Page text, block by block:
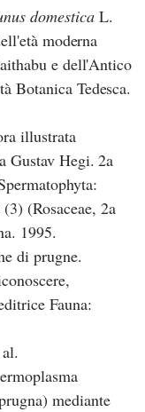
domesticaL.
moderna
e dell'Antico
Botanica Tedesca.
illustrata
Gustav Hegi. 2a
(Rosaceae, 2a
1995.
di prugne.
Fauna:
mediante